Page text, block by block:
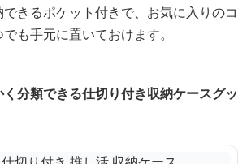
きるポケット付きで、お気に入りのコ
も手元に置いておけます。
分類できる仕切り付き収納ケースグッ